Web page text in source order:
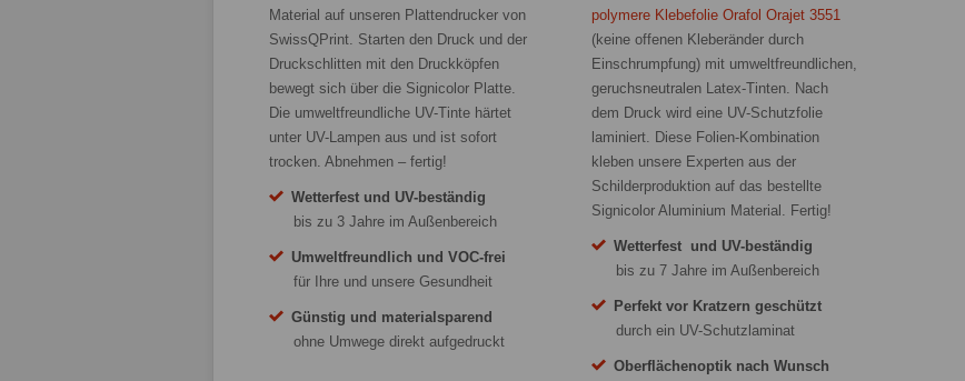
Material auf unseren Plattendrucker von
SwissQPrint. Starten den Druck und der
Druckschlitten mit den Druckköpfen
bewegt sich über die Signicolor Platte.
Die umweltfreundliche UV-Tinte härtet
unter UV-Lampen aus und ist sofort
trocken. Abnehmen – fertig!
Wetterfest und UV-beständig
bis zu 3 Jahre im Außenbereich
Umweltfreundlich und VOC-frei
für Ihre und unsere Gesundheit
Günstig und materialsparend
ohne Umwege direkt aufgedruckt
polymere Klebefolie Orafol Orajet 3551
(keine offenen Kleberänder durch
Einschrumpfung) mit umweltfreundlichen,
geruchsneutralen Latex-Tinten. Nach
dem Druck wird eine UV-Schutzfolie
laminiert. Diese Folien-Kombination
kleben unsere Experten aus der
Schilderproduktion auf das bestellte
Signicolor Aluminium Material. Fertig!
Wetterfest und UV-beständig
bis zu 7 Jahre im Außenbereich
Perfekt vor Kratzern geschützt
durch ein UV-Schutzlaminat
Oberflächenoptik nach Wunsch